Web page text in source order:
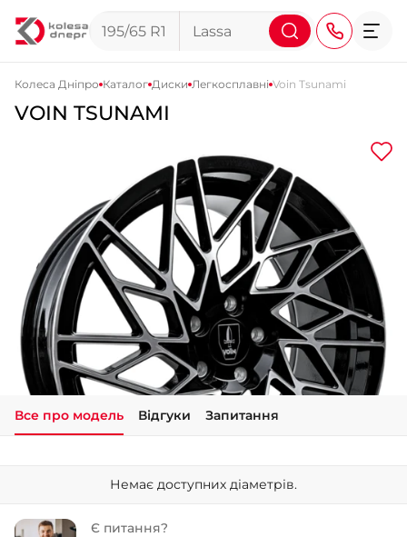
+38 (050) 911-911-4
+38 (067) 113-44-44
+38 (095) 276-44-44
+38 (067) 911-14-14
- на Щепкіна
+38 (098) 911-911-0
- на Тополі
+38 (098) 911-911-4
- на Калиновій
+38 (077) 7-184-184
+38 (099)-643-33-77
Колеса Дніпро Каталог Диски Легкосплавні Voin Tsunami
VOIN TSUNAMI
Все про модель Відгуки Запитання
Немає доступних діаметрів.
Є питання?